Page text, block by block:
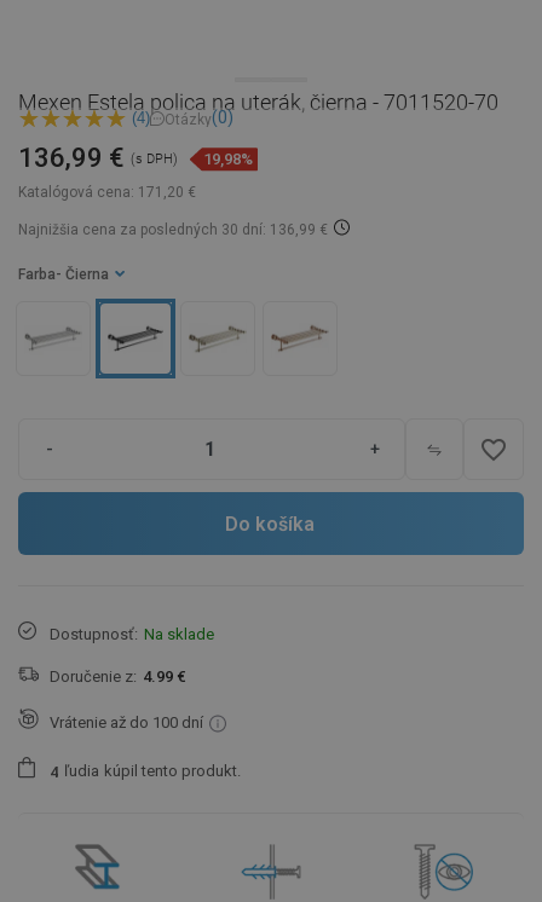
Mexen Estela polica na uterák, čierna - 7011520-70
(4) Otázky(0)
Katalógová cena: 171,20 €
136,99 € (s DPH) 19,98%
Najnižšia cena za posledných 30 dní: 136,99 €
Farba - Čierna
- + favorite_border
Do košíka
Dostupnosť: Na sklade
Doručenie z: 4.99 €
Vrátenie až do 100 dní
4 ľudia kúpil tento produkt.